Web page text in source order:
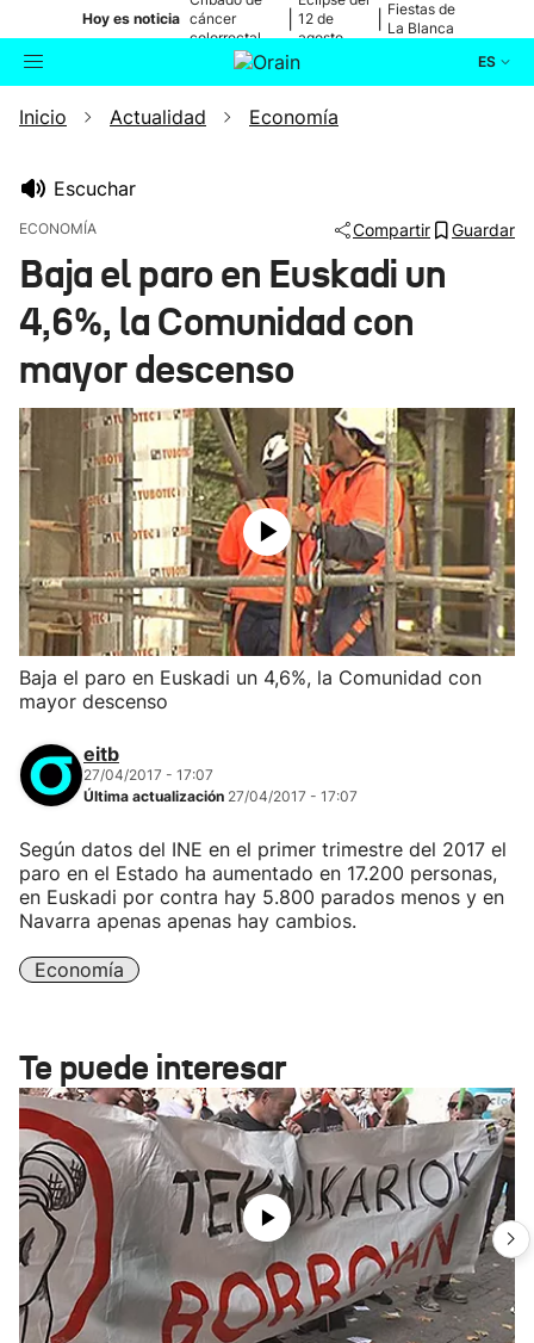
Hoy es noticia cáncer
colorrectal
12 de
agosto
Fiestas de
La Blanca
ES
Buscador Actualidad
Ikusmiran
Eguraldia
Inicio Actualidad Economía
Escuchar
ECONOMÍA Compartir Guardar
Baja el paro en Euskadi un
4,6%, la Comunidad con
mayor descenso
Baja el paro en Euskadi un 4,6%, la Comunidad con
mayor descenso
eitb
27/04/2017 - 17:07
Última actualización 27/04/2017 - 17:07
Según datos del INE en el primer trimestre del 2017 el
paro en el Estado ha aumentado en 17.200 personas,
en Euskadi por contra hay 5.800 parados menos y en
Navarra apenas apenas hay cambios.
Economía
Te puede interesar